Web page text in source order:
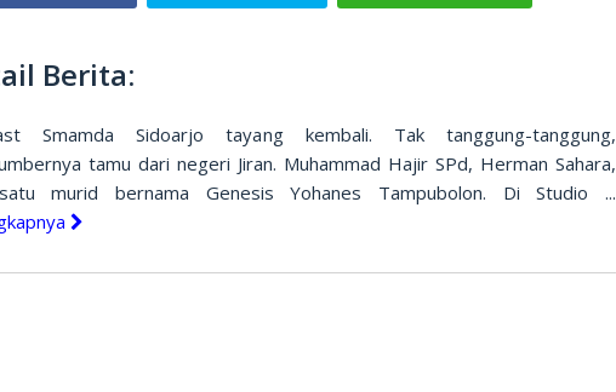
Berita:
Smamda Sidoarjo tayang kembali. Tak tanggung-tanggung,
tamu dari negeri Jiran. Muhammad Hajir SPd, Herman Sahara,
murid bernama Genesis Yohanes Tampubolon. Di Studio ...